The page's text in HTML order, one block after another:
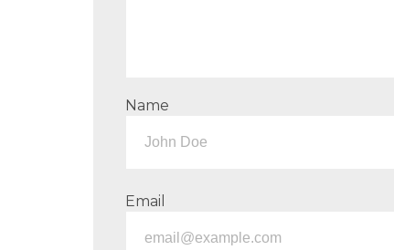
Name
Email